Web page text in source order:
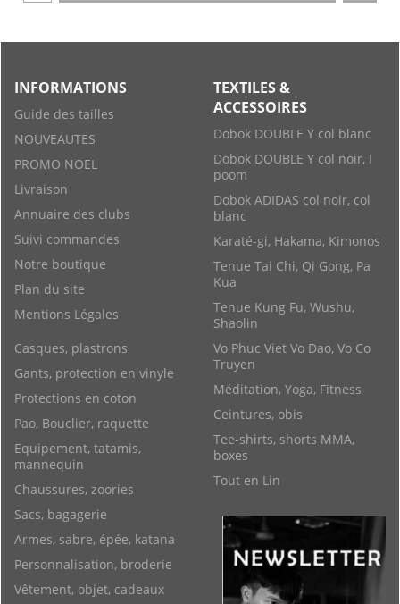
INFORMATIONS
Guide des tailles
NOUVEAUTES
PROMO NOEL
Livraison
Annuaire des clubs
Suivi commandes
Notre boutique
Plan du site
Mentions Légales
TEXTILES &
ACCESSOIRES
Dobok DOUBLE Y col blanc
Dobok DOUBLE Y col noir, I
poom
Dobok ADIDAS col noir, col
blanc
Karaté-gi, Hakama, Kimonos
Tenue Tai Chi, Qi Gong, Pa
Kua
Tenue Kung Fu, Wushu,
Shaolin
Vo Phuc Viet Vo Dao, Vo Co
Truyen
Méditation, Yoga, Fitness
Ceintures, obis
Tee-shirts, shorts MMA,
boxes
Tout en Lin
Casques, plastrons
Gants, protection en vinyle
Protections en coton
Pao, Bouclier, raquette
Equipement, tatamis,
mannequin
Chaussures, zoories
Sacs, bagagerie
Armes, sabre, épée, katana
Personnalisation, broderie
Vêtement, objet, cadeaux